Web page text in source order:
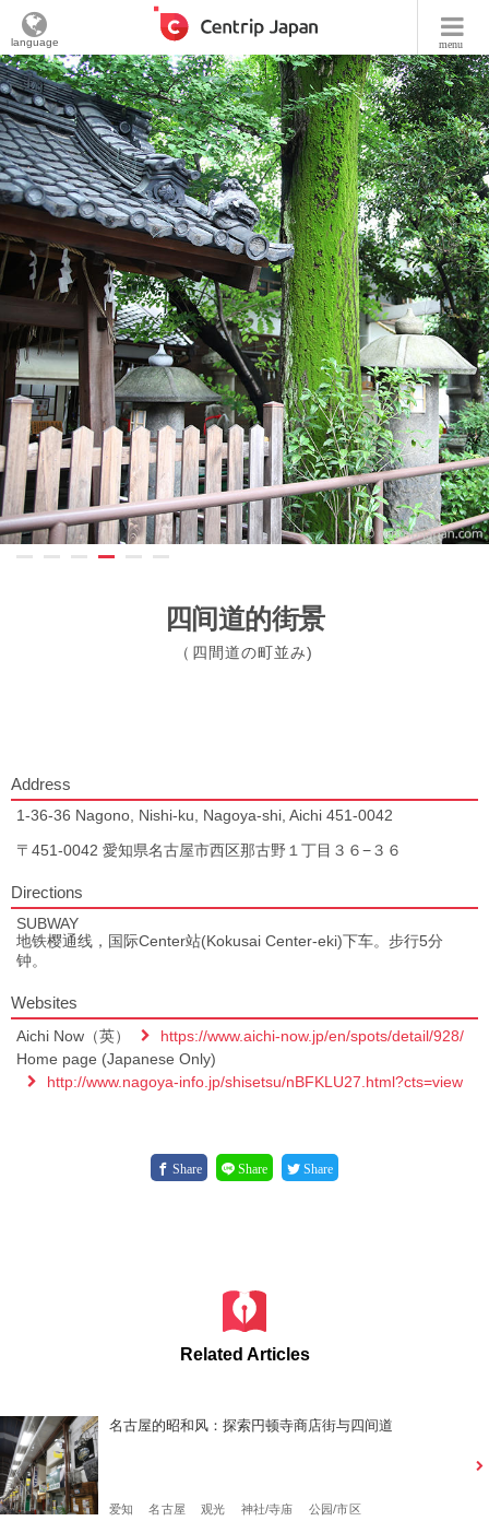
menu
language
四间道的街景
（四間道の町並み)
Address
1-36-36 Nagono, Nishi-ku, Nagoya-shi, Aichi 451-0042
〒451-0042 愛知県名古屋市西区那古野１丁目３６−３６
Directions
SUBWAY
地铁樱通线，国际Center站(Kokusai Center-eki)下车。步行5分
钟。
Websites
Aichi Now（英）
https://www.aichi-now.jp/en/spots/detail/928/
Home page (Japanese Only)
http://www.nagoya-info.jp/shisetsu/nBFKLU27.html?cts=view
Share Share Share
Related Articles
名古屋的昭和风：探索円顿寺商店街与四间道
爱知 名古屋 观光 神社/寺庙 公园/市区